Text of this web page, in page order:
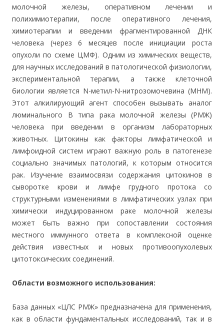
молочной железы, оперативном лечении и
полихимиотерапии, после оперативного лечения,
химиотерапии и введении фрагментированной ДНК
человека (через 6 месяцев после инициации роста
опухоли по схеме ЦМФ). Одним из химических веществ,
для научных исследований в патологической физиологии,
экспериментальной терапии, а также клеточной
биологии является N-метил-N-нитрозомочевина (МНМ).
Этот алкилирующий агент способен вызывать аналог
люминального B типа рака молочной железы (РМЖ)
человека при введении в организм лабораторных
животных. Цитокины как факторы лимфатической и
лимфоидной систем играют важную роль в патогенезе
социально значимых патологий, к которым относится
рак. Изучение взаимосвязи содержания цитокинов в
сыворотке крови и лимфе грудного протока со
структурными изменениями в лимфатических узлах при
химически индуцированном раке молочной железы
может быть важно при сопоставлении состояния
местного иммунного ответа в комплексной оценке
действия известных и новых противоопухолевых
цитотоксических соединений.
Области возможного использования:
База данных «ЦЛС РМЖ» предназначена для применения,
как в области фундаментальных исследований, так и в